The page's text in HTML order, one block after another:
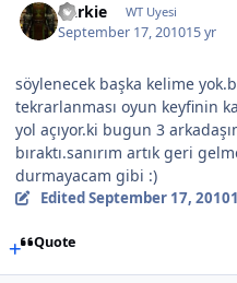
Darkie WT Uyesi
September 17, 201015 yr
söylenecek başka kelime
tekrarlanması oyun keyfinin
yol açıyor.ki bugun 3
bıraktı.sanırım artık geri
durmayacam gibi :)
EditedSeptember 17, 2010
Quote